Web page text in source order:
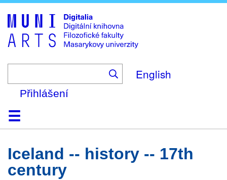
to
main
content
English
Přihlášení
DomůKolekce
Prohlížení
Vyhledávání
O platformě
Nápověda
KontaktDigitalia
Iceland -- history -- 17th
century